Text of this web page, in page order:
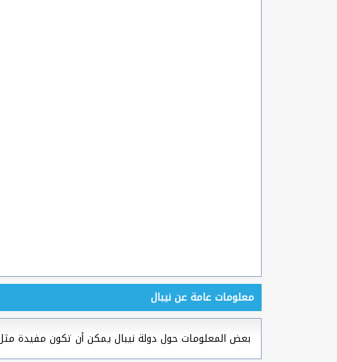
معلومات عامة عن نيبال
بعض المعلومات حول دولة نيبال يمكن أن تكون مفيدة